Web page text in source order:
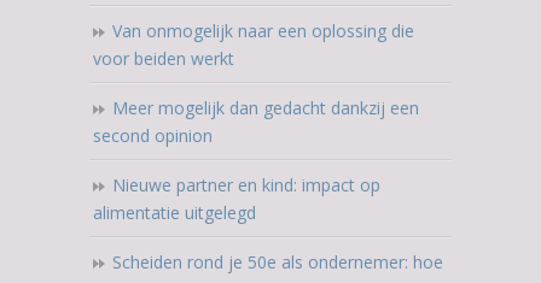
Van onmogelijk naar een oplossing die
voor beiden werkt
Meer mogelijk dan gedacht dankzij een
second opinion
Nieuwe partner en kind: impact op
alimentatie uitgelegd
Scheiden rond je 50e als ondernemer: hoe